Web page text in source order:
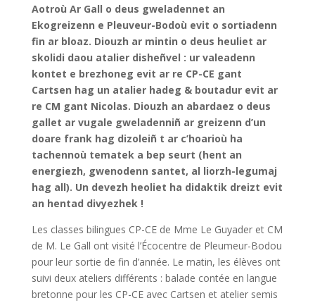
tachennoù tematek a bep seurt (hent an
energiezh, gwenodenn santet, al liorzh-legumaj
hag all). Un devezh heoliet ha didaktik dreizt evit
an hentad divyezhek !
Les classes bilingues CP-CE de Mme Le Guyader et CM
de M. Le Gall ont visité l’Écocentre de Pleumeur-Bodou
pour leur sortie de fin d’année. Le matin, les élèves ont
suivi deux ateliers différents : balade contée en langue
bretonne pour les CP-CE avec Cartsen et atelier semis
& bouturage pour les CM avec Nicolas. L’après-midi,
les enfants ont pu visiter librement le centre et
découvrir les différents jeux et espaces thématiques
(chemin de l’énergie, sentier sensoriel, le potager, etc).
Une belle journée ensoleillée et didactique pour la
filière bilingue !